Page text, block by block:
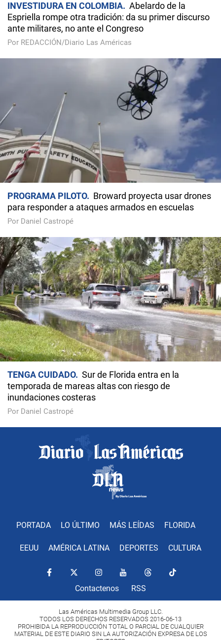
INVESTIDURA EN COLOMBIA
Abelardo de la
Espriella rompe otra tradición: da su primer discurso
ante militares, no ante el Congreso
Por REDACCIÓN/Diario Las Américas
PROGRAMA PILOTO
Broward proyecta usar drones
para responder a ataques armados en escuelas
Por Daniel Castropé
TENGA CUIDADO
Sur de Florida entra en la
temporada de mareas altas con riesgo de
inundaciones costeras
Por Daniel Castropé
PORTADA LO ÚLTIMO MÁS LEÍDAS FLORIDA
EEUU AMÉRICA LATINA DEPORTES CULTURA
Contactenos RSS
Las Américas Multimedia Group LLC.
TODOS LOS DERECHOS RESERVADOS 2016-06-13
PROHIBIDA LA REPRODUCCIÓN TOTAL O PARCIAL DE CUALQUIER
MATERIAL DE ESTE DIARIO SIN LA AUTORIZACIÓN EXPRESA DE LOS